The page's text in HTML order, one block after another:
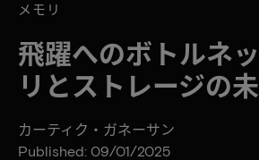
メモリ
飛躍へのボトルネ
リとストレージの
カーティク・ガネーサン
Published: 09/01/2025